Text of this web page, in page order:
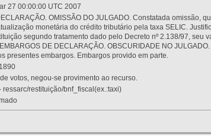
27 00:00:00 UTC 2007
OMISSÃO DO JULGADO. Constatada
monetária do crédito tributário pela taxa SELIC.
segundo tratamento dado pelo Decreto nº 2.138/97, seu
DE DECLARAÇÃO. OBSCURIDADE NO
presentes embargos. Embargos provido em parte.
votos, negou-se provimento ao recurso.
ressarc/restituição/bnf_fiscal(ex.:taxi)